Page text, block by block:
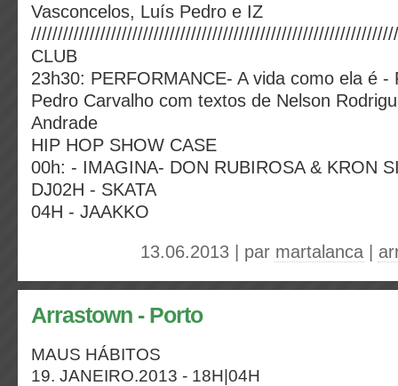
Vasconcelos, Luís Pedro e IZ
CLUB
23h30: PERFORMANCE- A vida como ela é -
Pedro Carvalho com textos de Nelson
Andrade
HIP HOP SHOW CASE
00h: - IMAGINA- DON RUBIROSA & KRON
DJ02H - SKATA
04H - JAAKKO
13.06.2013 | par martalanca
Arrastown - Porto
MAUS HÁBITOS
19. JANEIRO.2013 - 18H|04H